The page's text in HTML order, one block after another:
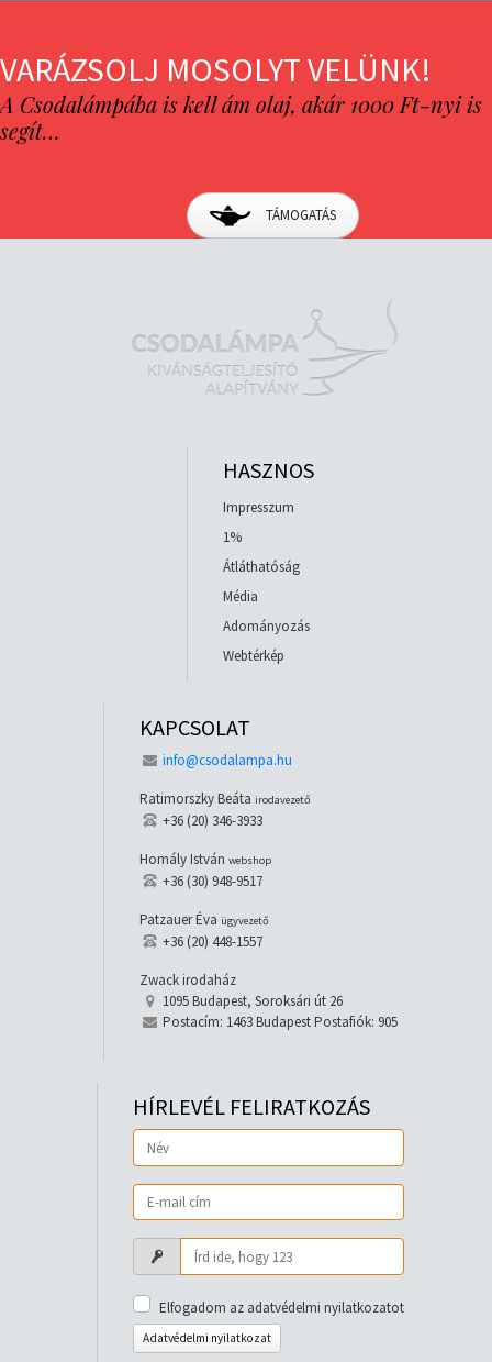
VARÁZSOLJ MOSOLYT VELÜNK!
A Csodalámpába is kell ám olaj, akár 1000 Ft-nyi is
segít…
TÁMOGATÁS
HASZNOS
Impresszum
1%
Átláthatóság
Média
Adományozás
Webtérkép
KAPCSOLAT
info@csodalampa.hu
Ratimorszky Beáta irodavezető
+36 (20) 346-3933
Homály István webshop
+36 (30) 948-9517
Patzauer Éva ügyvezető
+36 (20) 448-1557
Zwack irodaház
1095 Budapest, Soroksári út 26
Postacím: 1463 Budapest Postafiók: 905
HÍRLEVÉL FELIRATKOZÁS
Elfogadom az adatvédelmi nyilatkozatot
Adatvédelmi nyilatkozat